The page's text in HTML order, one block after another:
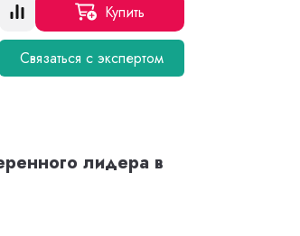
Купить
Связаться с экспертом
лидера в